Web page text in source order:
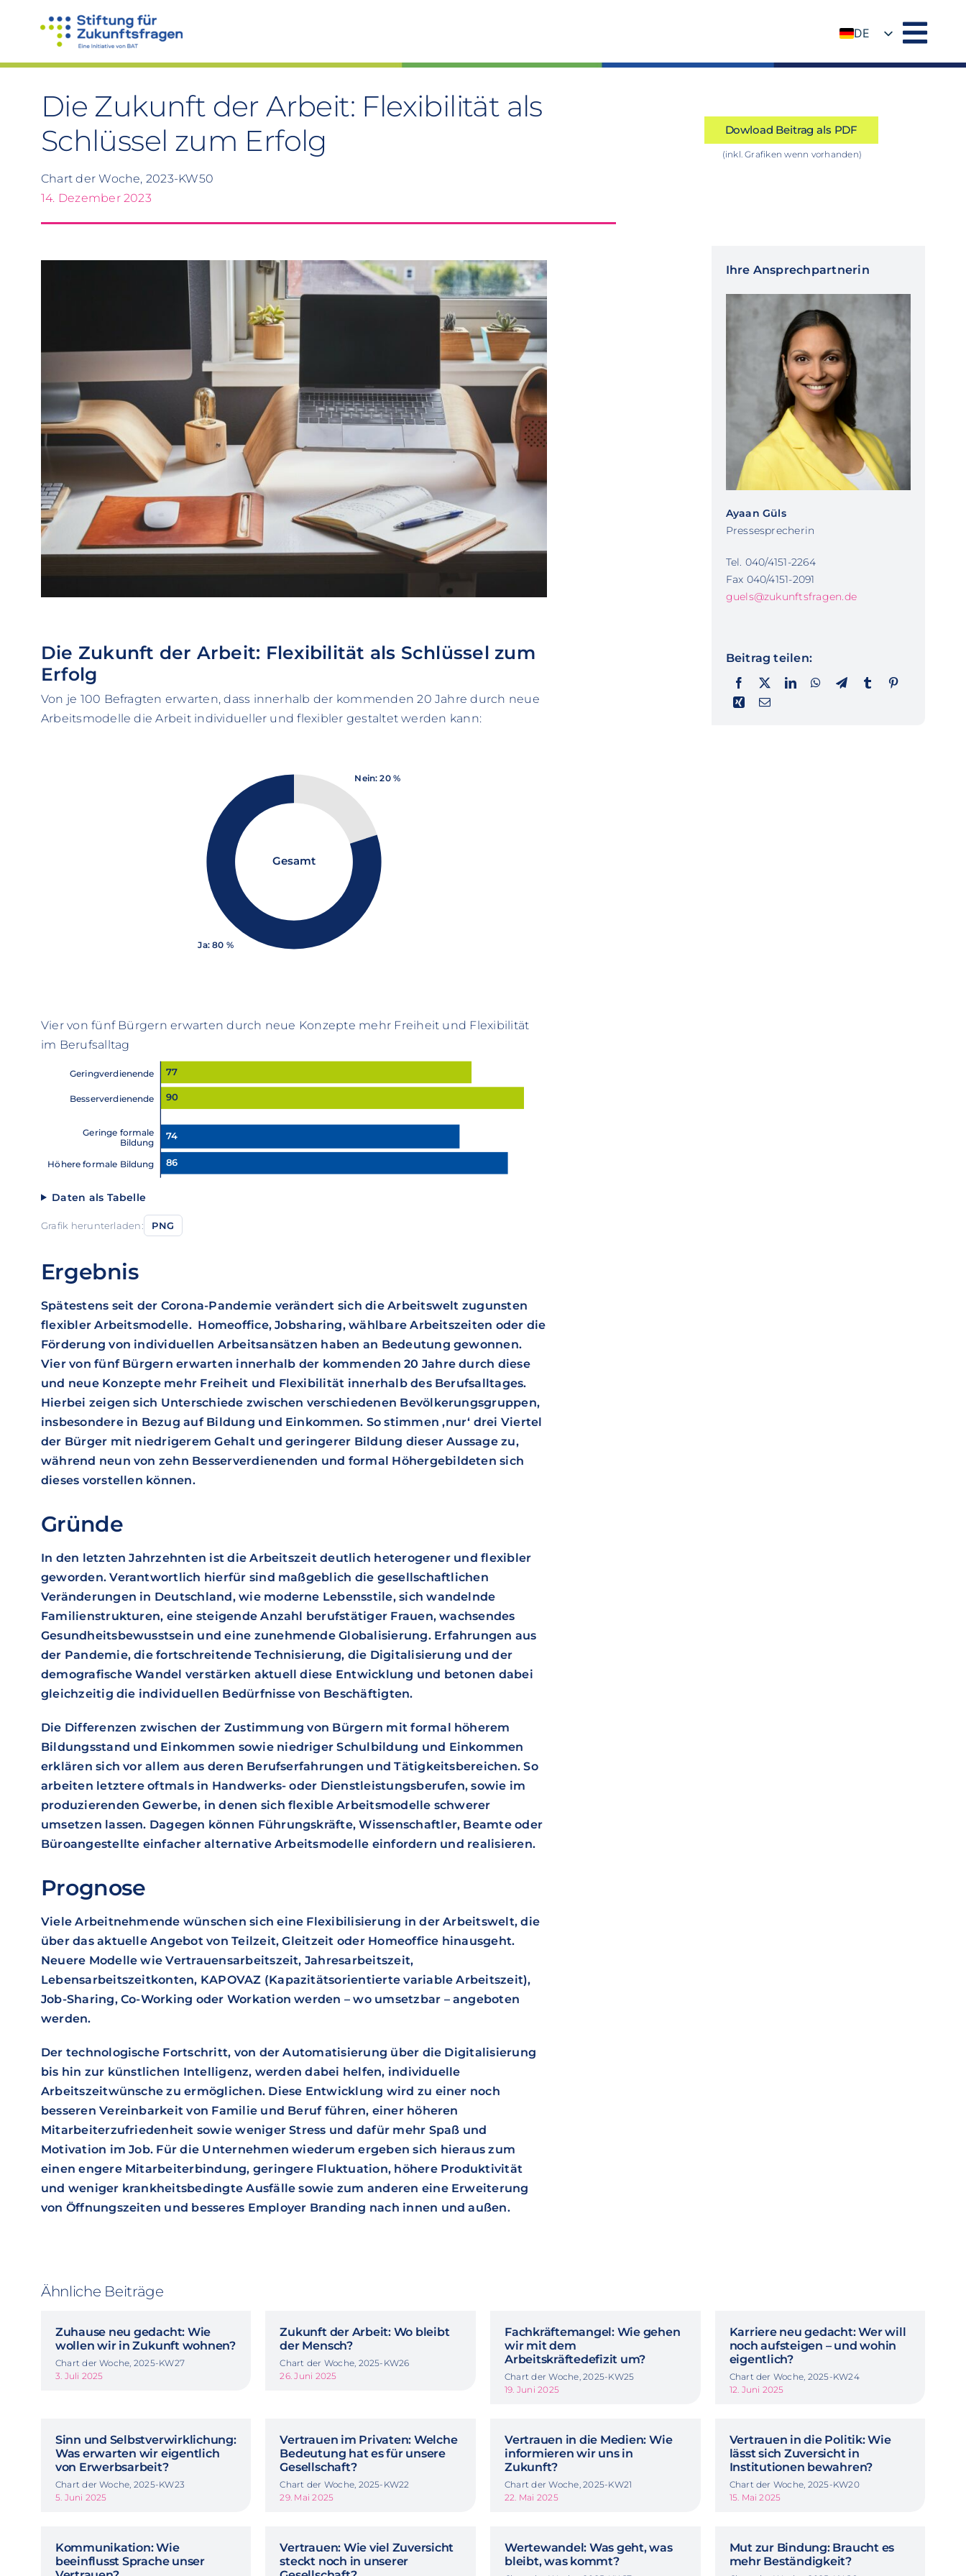
DE
Die Zukunft der Arbeit: Flexibilität als
Schlüssel zum Erfolg
Chart der Woche, 2023-KW50
14. Dezember 2023
Dowload Beitrag als PDF
(inkl. Grafiken wenn vorhanden)
Die Zukunft der Arbeit: Flexibilität als Schlüssel zum
Erfolg
Von je 100 Befragten erwarten, dass innerhalb der kommenden 20 Jahre durch neue
Arbeitsmodelle die Arbeit individueller und flexibler gestaltet werden kann:
Nein: 20 %
Ja: 80 %
Gesamt
Vier von fünf Bürgern erwarten durch neue Konzepte mehr Freiheit und Flexibilität
im Berufsalltag
Geringverdienende 77
Besserverdienende 90
Geringe formale
Bildung
74
Höhere formale Bildung 86
Daten als Tabelle
Grafik herunterladen: PNG
Ergebnis
Spätestens seit der Corona-Pandemie verändert sich die Arbeitswelt zugunsten
flexibler Arbeitsmodelle. Homeoffice, Jobsharing, wählbare Arbeitszeiten oder die
Förderung von individuellen Arbeitsansätzen haben an Bedeutung gewonnen.
Vier von fünf Bürgern erwarten innerhalb der kommenden 20 Jahre durch diese
und neue Konzepte mehr Freiheit und Flexibilität innerhalb des Berufsalltages.
Hierbei zeigen sich Unterschiede zwischen verschiedenen Bevölkerungsgruppen,
insbesondere in Bezug auf Bildung und Einkommen. So stimmen ‚nur‘ drei Viertel
der Bürger mit niedrigerem Gehalt und geringerer Bildung dieser Aussage zu,
während neun von zehn Besserverdienenden und formal Höhergebildeten sich
dieses vorstellen können.
Gründe
In den letzten Jahrzehnten ist die Arbeitszeit deutlich heterogener und flexibler
geworden. Verantwortlich hierfür sind maßgeblich die gesellschaftlichen
Veränderungen in Deutschland, wie moderne Lebensstile, sich wandelnde
Familienstrukturen, eine steigende Anzahl berufstätiger Frauen, wachsendes
Gesundheitsbewusstsein und eine zunehmende Globalisierung. Erfahrungen aus
der Pandemie, die fortschreitende Technisierung, die Digitalisierung und der
demografische Wandel verstärken aktuell diese Entwicklung und betonen dabei
gleichzeitig die individuellen Bedürfnisse von Beschäftigten.
Die Differenzen zwischen der Zustimmung von Bürgern mit formal höherem
Bildungsstand und Einkommen sowie niedriger Schulbildung und Einkommen
erklären sich vor allem aus deren Berufserfahrungen und Tätigkeitsbereichen. So
arbeiten letztere oftmals in Handwerks- oder Dienstleistungsberufen, sowie im
produzierenden Gewerbe, in denen sich flexible Arbeitsmodelle schwerer
umsetzen lassen. Dagegen können Führungskräfte, Wissenschaftler, Beamte oder
Büroangestellte einfacher alternative Arbeitsmodelle einfordern und realisieren.
Prognose
Viele Arbeitnehmende wünschen sich eine Flexibilisierung in der Arbeitswelt, die
über das aktuelle Angebot von Teilzeit, Gleitzeit oder Homeoffice hinausgeht.
Neuere Modelle wie Vertrauensarbeitszeit, Jahresarbeitszeit,
Lebensarbeitszeitkonten, KAPOVAZ (Kapazitätsorientierte variable Arbeitszeit),
Job-Sharing, Co-Working oder Workation werden – wo umsetzbar – angeboten
werden.
Der technologische Fortschritt, von der Automatisierung über die Digitalisierung
bis hin zur künstlichen Intelligenz, werden dabei helfen, individuelle
Arbeitszeitwünsche zu ermöglichen. Diese Entwicklung wird zu einer noch
besseren Vereinbarkeit von Familie und Beruf führen, einer höheren
Mitarbeiterzufriedenheit sowie weniger Stress und dafür mehr Spaß und
Motivation im Job. Für die Unternehmen wiederum ergeben sich hieraus zum
einen engere Mitarbeiterbindung, geringere Fluktuation, höhere Produktivität
und weniger krankheitsbedingte Ausfälle sowie zum anderen eine Erweiterung
von Öffnungszeiten und besseres Employer Branding nach innen und außen.
Ihre Ansprechpartnerin
Ayaan Güls
Pressesprecherin
Tel. 040/4151-2264
Fax 040/4151-2091
guels@zukunftsfragen.de
Beitrag teilen:
Ähnliche Beiträge
Zuhause neu gedacht: Wie
wollen wir in Zukunft wohnen?
Chart der Woche, 2025-KW27
3. Juli 2025
Zukunft der Arbeit: Wo bleibt
der Mensch?
Chart der Woche, 2025-KW26
26. Juni 2025
Fachkräftemangel: Wie gehen
wir mit dem
Arbeitskräftedefizit um?
Chart der Woche, 2025-KW25
19. Juni 2025
Karriere neu gedacht: Wer will
noch aufsteigen – und wohin
eigentlich?
Chart der Woche, 2025-KW24
12. Juni 2025
Sinn und Selbstverwirklichung:
Was erwarten wir eigentlich
von Erwerbsarbeit?
Chart der Woche, 2025-KW23
5. Juni 2025
Vertrauen im Privaten: Welche
Bedeutung hat es für unsere
Gesellschaft?
Chart der Woche, 2025-KW22
29. Mai 2025
Vertrauen in die Medien: Wie
informieren wir uns in
Zukunft?
Chart der Woche, 2025-KW21
22. Mai 2025
Vertrauen in die Politik: Wie
lässt sich Zuversicht in
Institutionen bewahren?
Chart der Woche, 2025-KW20
15. Mai 2025
Kommunikation: Wie
beeinflusst Sprache unser
Vertrauen: Wie viel Zuversicht
steckt noch in unserer
Wertewandel: Was geht, was
bleibt, was kommt?
Mut zur Bindung: Braucht es
mehr Beständigkeit?